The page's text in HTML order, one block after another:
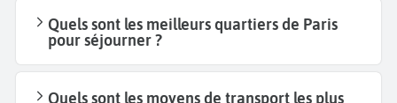
Quels sont les meilleurs quartiers de Paris
pour séjourner ?
Quels sont les moyens de transport les plus